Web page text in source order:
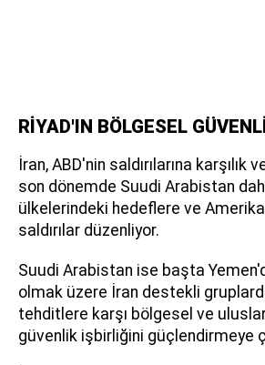
RİYAD'IN BÖLGESEL
İran, ABD'nin saldırılarına karşılık
son dönemde Suudi Arabistan
ülkelerindeki hedeflere ve
saldırılar düzenliyor.
Suudi Arabistan ise başta
olmak üzere İran destekli
tehditlere karşı bölgesel ve
güvenlik işbirliğini güçlendirmeye